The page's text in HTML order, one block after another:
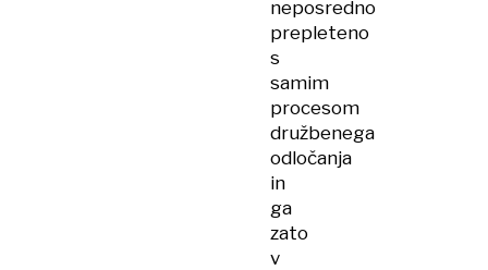
neposredno
prepleteno
s
samim
procesom
družbenega
odločanja
in
ga
zato
v